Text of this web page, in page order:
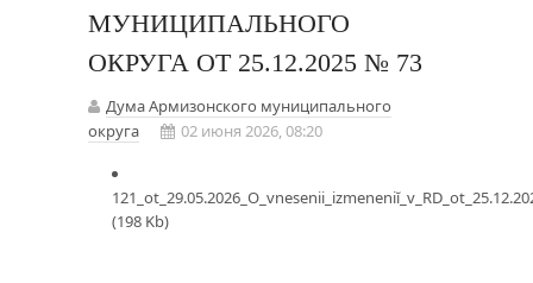
МУНИЦИПАЛЬНОГО
ОКРУГА ОТ 25.12.2025 № 73
Дума Армизонского муниципального
округа
02 июня 2026, 08:20
(198 Kb)